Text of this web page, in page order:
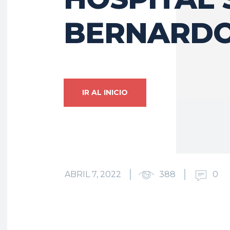
IR AL INICIO
ABRIL 7, 2022 388 0